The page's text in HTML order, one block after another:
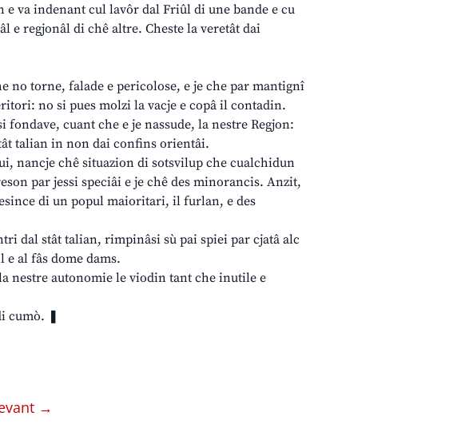
va indenant cul lavôr dal Friûl di une bande e cu
e regjonâl di chê altre. Cheste la veretât dai
no torne, falade e pericolose, e je che par mantignî
no si pues molzi la vacje e copâ il contadin.
cuant che e je nassude, la nestre Regjon:
talian in non dai confins orientâi.
nancje chê situazion di sotsvilup che cualchidun
par jessi speciâi e je chê des minorancis. Anzit,
di un popul maioritari, il furlan, e des
dal stât talian, rimpinâsi sù pai spiei par cjatâ alc
al fâs dome dams.
nestre autonomie le viodin tant che inutile e
cumò. ❚
→